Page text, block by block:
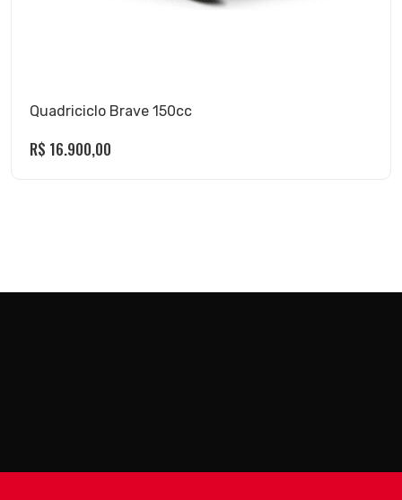
Quadriciclo Brave 150cc
R$ 16.900,00